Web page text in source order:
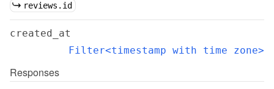
reviews.id
created_at
Filter<timestamp with time zone>
Responses